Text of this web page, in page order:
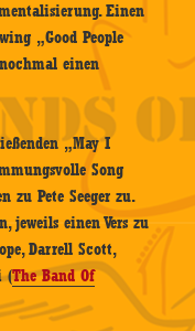
Einen
„Good People
einen
„May I
Song
zu Pete Seeger zu.
jeweils einen Vers zu
Darrell Scott,
(The Band Of